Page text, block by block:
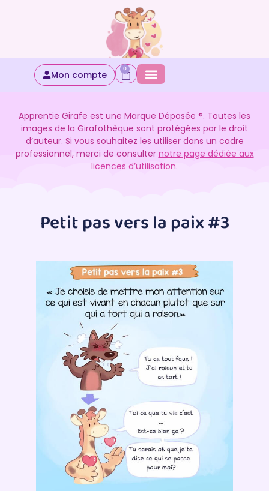
Mon compte
0
Apprentie Girafe est une Marque Déposée ®. Toutes les
images de la Girafothèque sont protégées par le droit
d’auteur. Si vous souhaitez les utiliser dans un cadre
professionnel, merci de consulter notre page dédiée aux
licences d’utilisation.
Petit pas vers la paix #3